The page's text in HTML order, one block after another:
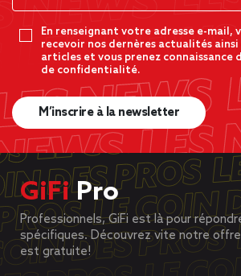
En renseignant votre adresse e-mail,
recevoir nos dernères actualités
articles et vous prenez
de confidentialité.
M’inscrire à la newsletter
GiFiPro
Professionnels, GiFi est là pour
spécifiques. Découvrez vite notre offre
est gratuite!